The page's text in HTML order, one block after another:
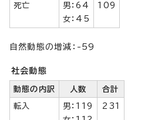
死亡
男：64
女：45
109
自然動態の増減：-59
社会動態
動態の内訳 人数 合計
転入
男：119
231